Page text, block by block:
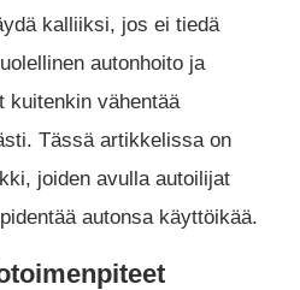
kalliiksi, jos ei tiedä
autonhoito ja
kuitenkin vähentää
Tässä artikkelissa on
joiden avulla autoilijat
autonsa käyttöikää.